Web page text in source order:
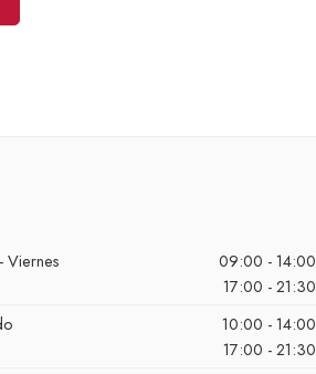
Viernes
09:00 - 14:00
17:00 - 21:30
10:00 - 14:00
17:00 - 21:30